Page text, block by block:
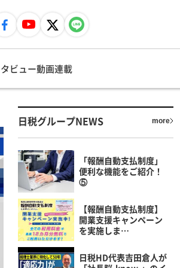
ビュー動画連載
日税グループNEWS more
「報酬自動支払制度」
便利な機能をご紹介！
⑤
【報酬自動支払制度】
開業支援キャンペーン
を実施しま…
日税HD代表吉田倉人が